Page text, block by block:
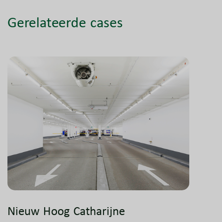
Gerelateerde cases
Nieuw Hoog Catharijne